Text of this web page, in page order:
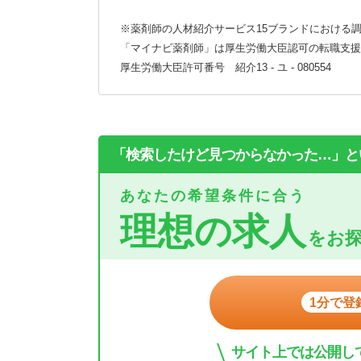
※薬剤師の人材紹介サービス15ブランドにおける
「マイナビ薬剤師」は厚生労働大臣認可の転職支
厚生労働大臣許可番号 紹介13 - ユ - 080554
「検索したけど見つからなかった…」
あなたの希望条件に合う
理想の求人をお
1分で登
サイト上では公開し